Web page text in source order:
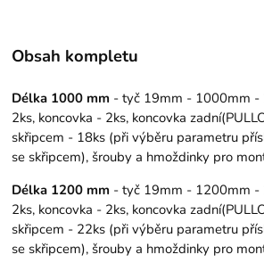
Obsah kompletu
Délka 1000 mm - tyč 19mm - 1000mm -
2ks, koncovka - 2ks, koncovka
skřipcem - 18ks (při výběru parametru
se skřipcem), šrouby a hmoždinky pro
Délka 1200 mm - tyč 19mm - 1200mm -
2ks, koncovka - 2ks, koncovka
skřipcem - 22ks (při výběru parametru
se skřipcem), šrouby a hmoždinky pro